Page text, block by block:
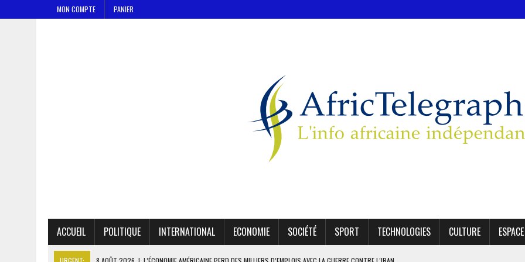
MON COMPTE PANIER
ACCUEIL POLITIQUE INTERNATIONAL ECONOMIE SOCIÉTÉ SPORT TECHNOLOGIES CULTURE